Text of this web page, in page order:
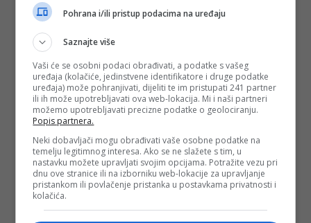
Pohrana i/ili pristup podacima na uređaju
Saznajte više
Vaši će se osobni podaci obrađivati, a podatke s vašeg
uređaja (kolačiće, jedinstvene identifikatore i druge podatke
uređaja) može pohranjivati, dijeliti te im pristupati 241 partner
ili ih može upotrebljavati ova web-lokacija. Mi i naši partneri
možemo upotrebljavati precizne podatke o geolociranju.
Popis partnera.
Neki dobavljači mogu obrađivati vaše osobne podatke na
temelju legitimnog interesa. Ako se ne slažete s tim, u
nastavku možete upravljati svojim opcijama. Potražite vezu pri
dnu ove stranice ili na izborniku web-lokacije za upravljanje
pristankom ili povlačenje pristanka u postavkama privatnosti i
kolačića.